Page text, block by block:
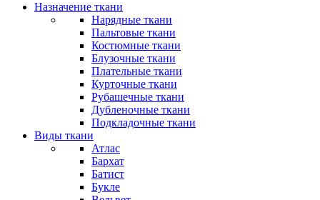
Назначение ткани
Нарядные ткани
Пальтовые ткани
Костюмные ткани
Блузочные ткани
Плательные ткани
Курточные ткани
Рубашечные ткани
Дубленочные ткани
Подкладочные ткани
Виды ткани
Атлас
Бархат
Батист
Букле